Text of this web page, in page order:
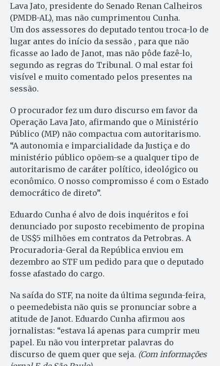
Lava Jato, presidente do Senado Renan Calheiros
(PMDB-AL), mas não cumprimentou Cunha.
Um dos assessores do deputado tentou troca-lo de
lugar antes do início da sessão , para que não
ficasse ao lado de Janot, mas não pôde fazê-lo,
segundo as regras do Tribunal. O mal estar foi
visível e muito comentado pelos presentes na
sessão.
O procurador fez um duro discurso em favor da
Operação Lava Jato, afirmando que o Ministério
Público (MP) não compactua com autoritarismo.
“A autonomia e imparcialidade da Justiça e do
ministério público opõem-se a qualquer tipo de
autoritarismo de caráter político, ideológico ou
econômico. O nosso compromisso é com o Estado
democrático de direto”.
Eduardo Cunha é alvo de dois inquéritos e foi
denunciado por suposto recebimento de propina
de US$5 milhões em contratos da Petrobras. A
Procuradoria-Geral da República enviou em
dezembro ao STF um pedido para que o deputado
fosse afastado do cargo.
Na saída do STF, na noite da última segunda-feira,
o peemedebista não quis se pronunciar sobre a
atitude de Janot. Eduardo Cunha afirmou aos
jornalistas: “estava lá apenas para cumprir meu
papel. Eu não vou interpretar palavras do
discurso de quem quer que seja. (Com informações